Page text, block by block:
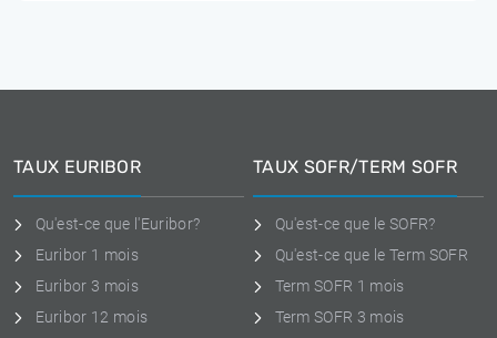
TAUX EURIBOR
Qu'est-ce que l'Euribor?
Euribor 1 mois
Euribor 3 mois
Euribor 12 mois
TAUX SOFR/TERM SOFR
Qu'est-ce que le SOFR?
Qu'est-ce que le Term SOFR
Term SOFR 1 mois
Term SOFR 3 mois